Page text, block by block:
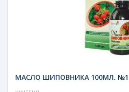
МАСЛО ШИПОВНИКА 100МЛ.